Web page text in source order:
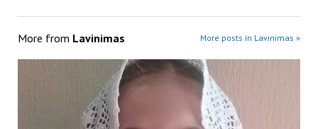
More from Lavinimas More posts in Lavinimas »